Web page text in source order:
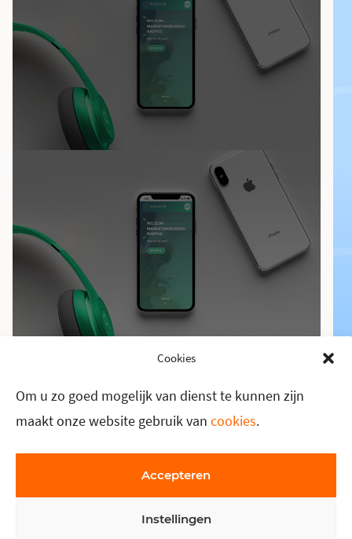
Cookies
Om u zo goed mogelijk van dienst te kunnen zijn
maakt onze website gebruik van cookies.
Accepteren
Instellingen